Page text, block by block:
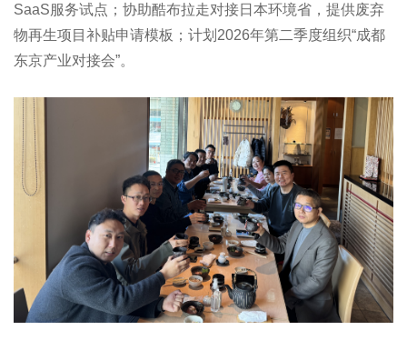
SaaS服务试点；协助酷布拉走对接日本环境省，提供废弃
物再生项目补贴申请模板；计划2026年第二季度组织“成都
东京产业对接会”。